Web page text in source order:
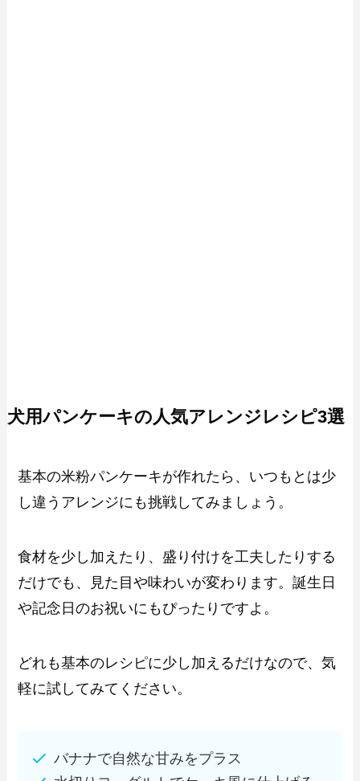
犬用パンケーキの人気アレンジレシピ3選
基本の米粉パンケーキが作れたら、いつもとは少
し違うアレンジにも挑戦してみましょう。
食材を少し加えたり、盛り付けを工夫したりする
だけでも、見た目や味わいが変わります。誕生日
や記念日のお祝いにもぴったりですよ。
どれも基本のレシピに少し加えるだけなので、気
軽に試してみてください。
バナナで自然な甘みをプラス